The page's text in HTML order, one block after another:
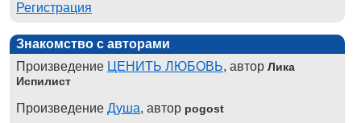
Регистрация
Знакомство с авторами
Произведение ЦЕНИТЬ ЛЮБОВЬ, автор Лика
Испилист
Произведение Душа, автор pogost